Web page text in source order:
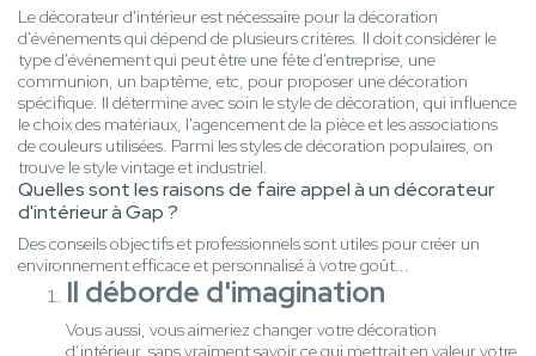
Le décorateur d'intérieur est nécessaire pour la décoration
d'événements qui dépend de plusieurs critères. Il doit considérer le
type d'événement qui peut être une fête d'entreprise, une
communion, un baptême, etc, pour proposer une décoration
spécifique. Il détermine avec soin le style de décoration, qui influence
le choix des matériaux, l'agencement de la pièce et les associations
de couleurs utilisées. Parmi les styles de décoration populaires, on
trouve le style vintage et industriel.
Quelles sont les raisons de faire appel à un décorateur
d'intérieur à Gap ?
Des conseils objectifs et professionnels sont utiles pour créer un
environnement efficace et personnalisé à votre goût...
Il déborde d'imagination
Vous aussi, vous aimeriez changer votre décoration
d’intérieur, sans vraiment savoir ce qui mettrait en valeur votre